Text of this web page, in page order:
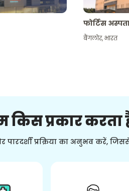
फोर्टिस
बैंगलोर,भारत
किस प्रकार करता
प्रक्रिया का अनुभव करें,